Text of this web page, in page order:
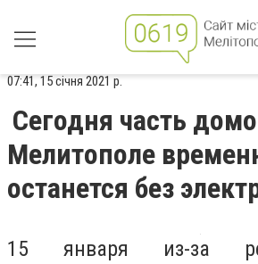
07:41, 15 січня 2021 р.
Сегодня часть
Мелитополе
останется без
15 января из-за